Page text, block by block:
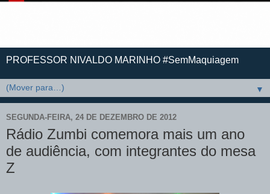
PROFESSOR NIVALDO MARINHO #SemMaquiagem
▼
SEGUNDA-FEIRA, 24 DE DEZEMBRO DE 2012
Rádio Zumbi comemora mais um ano
de audiência, com integrantes do mesa
Z